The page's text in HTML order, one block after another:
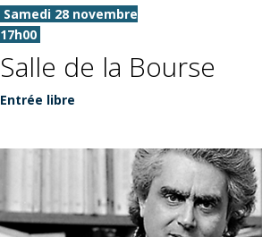
Samedi 28 novembre
17h00
Salle de la Bourse
Entrée libre